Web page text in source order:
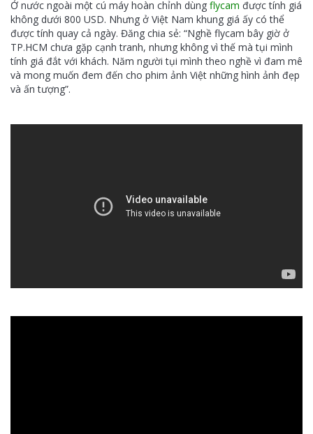
Ở nước ngoài một cú máy hoàn chỉnh dùng flycam được tính giá
không dưới 800 USD. Nhưng ở Việt Nam khung giá ấy có thể
được tính quay cả ngày. Đăng chia sẻ: “Nghề flycam bây giờ ở
TP.HCM chưa gặp cạnh tranh, nhưng không vì thế mà tụi mình
tính giá đắt với khách. Năm người tụi mình theo nghề vì đam mê
và mong muốn đem đến cho phim ảnh Việt những hình ảnh đẹp
và ấn tượng”.